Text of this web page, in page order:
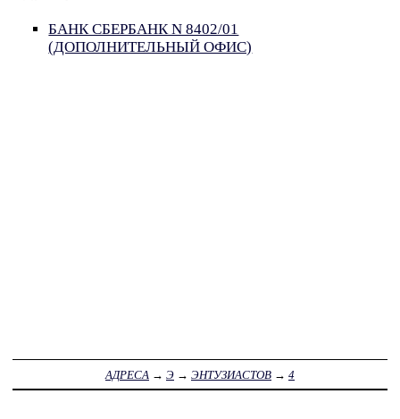
БАНК СБЕРБАНК N 8402/01
(ДОПОЛНИТЕЛЬНЫЙ ОФИС)
АДРЕСА → Э → ЭНТУЗИАСТОВ → 4